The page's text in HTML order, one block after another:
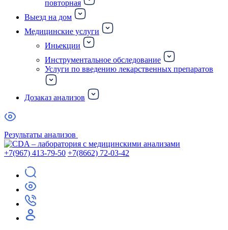
повторная
Выезд на дом
Медицинские услуги
Иньекции
Инструментальное обследование
Услуги по введению лекарственных препаратов
Дозаказ анализов
Результаты анализов
+7(967) 413-79-50 +7(8662) 72-03-42